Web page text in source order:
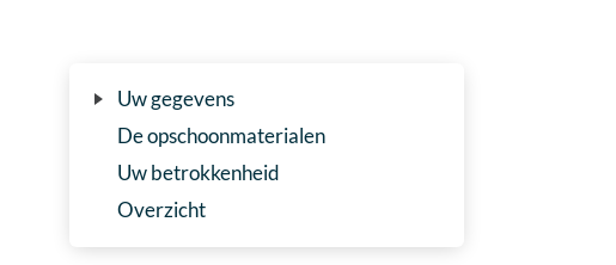
Uw gegevens
De opschoonmaterialen
Uw betrokkenheid
Overzicht